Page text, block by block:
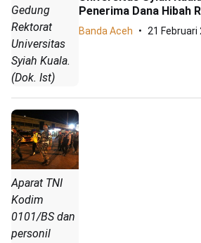
Gedung
Rektorat
Universitas
Syiah Kuala.
(Dok. Ist)
Penerima Dana Hibah
Banda Aceh 21 Februari
Aparat TNI
Kodim
0101/BS dan
personil